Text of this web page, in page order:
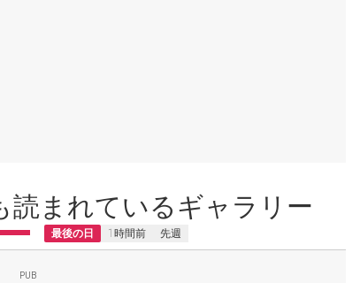
読まれているギャラリー
最後の日 1時間前 先週